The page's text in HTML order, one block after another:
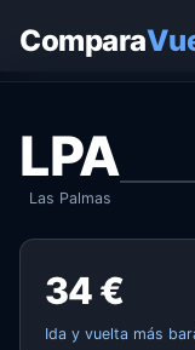
Compara
LPA
Las Palmas
34 €
Ida y vuelta más